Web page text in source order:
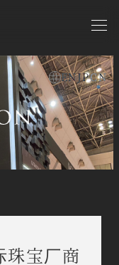
ENJPCN
珠宝厂商